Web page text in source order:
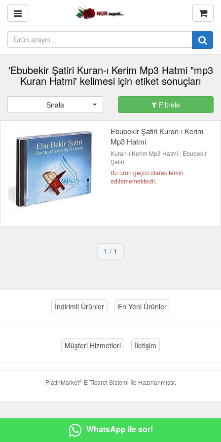
'Ebubekir Şatiri Kuran-ı Kerim Mp3 Hatmi "mp3
Kuran Hatmi' kelimesi için etiket sonuçları
Sırala Filtrele
Ebubekir Şatiri Kuran-ı Kerim
Mp3 Hatmi
Kuran-ı Kerim Mp3 Hatmi / Ebubekir
Şatiri
Bu ürün geçici olarak temin
edilememektedir.
1 / 1
İndirimli Ürünler En Yeni Ürünler
Müşteri Hizmetleri İletişim
PlatinMarket®E-Ticaret Sistemi İle Hazırlanmıştır.
WhatsApp ile sor!